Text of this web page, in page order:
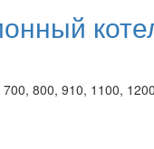
800, 910, 1100,